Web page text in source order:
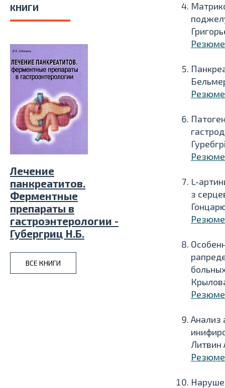
КНИГИ
Лечение
панкреатитов.
Ферментные
препараты в
гастроэнтерологии -
Губергриц Н.Б.
ВСЕ КНИГИ
Резюме
Резюме
Резюме
L-
з
Резюме
Резюме
Анализ
Литвин
Резюме